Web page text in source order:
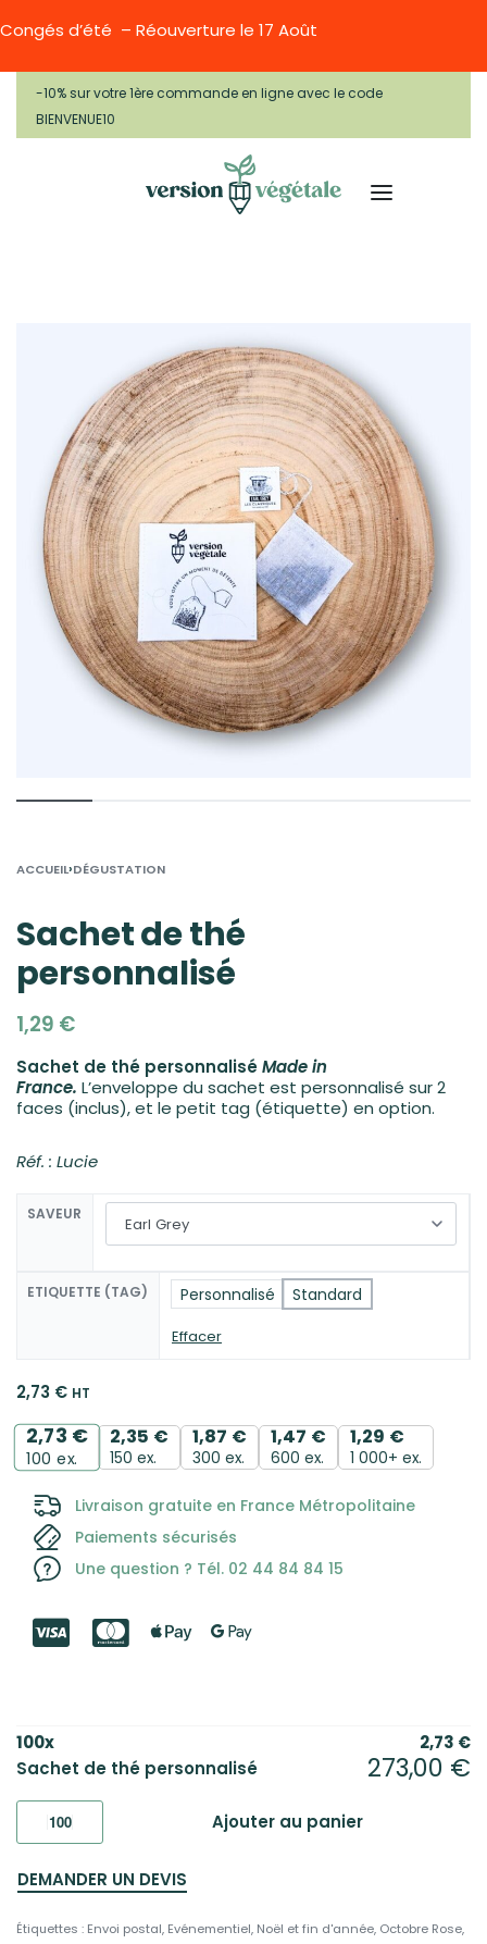
Congés d’été – Réouverture le 17 Août
-10% sur votre 1ère commande en ligne avec le code
BIENVENUE10
ACCUEIL›DÉGUSTATION
Sachet de thé
personnalisé
1,29 €
Sachet de thé personnaliséMade in
France. L’enveloppe du sachet est personnalisé sur 2
faces (inclus), et le petit tag (étiquette) en option.
Réf. : Lucie
SAVEUR
ETIQUETTE (TAG) Personnalisé Standard
Effacer
2,73 € HT
2,73 €
100 ex.
2,35 €
150 ex.
1,87 €
300 ex.
1,47 €
600 ex.
1,29 €
1 000+ ex.
Livraison gratuite en France Métropolitaine
Paiements sécurisés
Une question ? Tél. 02 44 84 84 15
100x 2,73 €
Sachet de thé personnalisé
273,00 €
Ajouter au panier
DEMANDER UN DEVIS
Étiquettes : Envoi postal, Evénementiel, Noël et fin d'année, Octobre Rose,